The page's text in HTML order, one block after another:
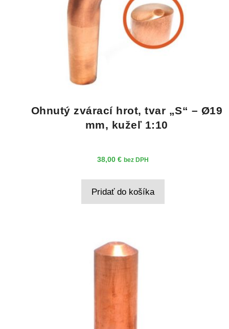
Ohnutý zvárací hrot, tvar „S“ – Ø19
mm, kužeľ 1:10
38,00 € bez DPH
Pridať do košíka